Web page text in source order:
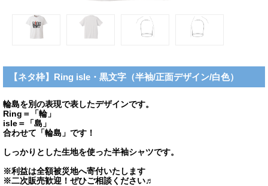
【ネタ枠】Ring isle・黒文字（半袖/正面デザイン/白色）
輪島を別の表現で表したデザインです。
Ring＝「輪」
isle＝「島」
合わせて「輪島」です！
しっかりとした生地を使った半袖シャツです。
※利益は全額被災地へ寄付いたします
※二次販売歓迎！ぜひご相談ください♬